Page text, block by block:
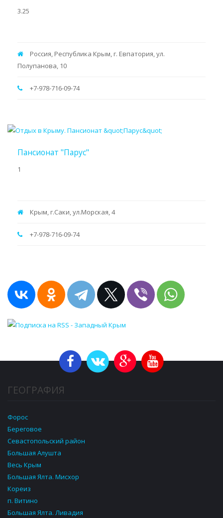
3.25
Россия, Республика Крым, г. Евпатория, ул.
Полупанова, 10
+7-978-716-09-74
Пансионат "Парус"
1
Крым, г.Саки, ул.Морская, 4
+7-978-716-09-74
ГЕОГРАФИЯ
Форос
Береговое
Севастопольский район
Большая Алушта
Весь Крым
Большая Ялта. Мисхор
Кореиз
п. Витино
Большая Ялта. Ливадия